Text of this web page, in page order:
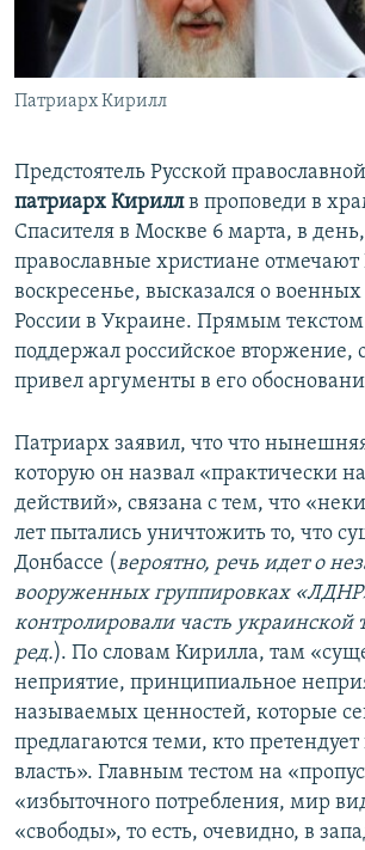
ПОБЕДИТЕЛЕЙ НЕ СУДЯТ?
КРЫМ.НЕПОКОРЕННЫЙ
ELIFBE
ПРИСОЕДИНЯЙТЕСЬ!
Все сайты RFE/RL
Патриарх Кирилл
Предстоятель Русской
патриарх Кириллв проповеди в
Спасителя в Москве 6 марта, в
православные христиане
воскресенье, высказался о
России в Украине. Прямым
поддержал российское вторжение,
привел аргументы в его
Патриарх заявил, что что
которую он назвал «практически
действий», связана с тем, что
лет пытались уничтожить то, что
Донбассе (вероятно, речь идет о
вооруженных группировках
контролировали часть украинской
ред.). По словам Кирилла, там
неприятие, принципиальное
называемых ценностей, которые
предлагаются теми, кто
власть». Главным тестом на
«избыточного потребления, мир
«свободы», то есть, очевидно, в